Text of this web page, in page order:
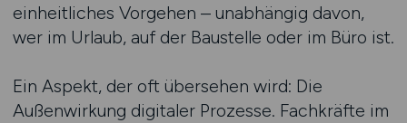
einheitliches Vorgehen – unabhängig davon,
wer im Urlaub, auf der Baustelle oder im Büro ist.
Ein Aspekt, der oft übersehen wird: Die
Außenwirkung digitaler Prozesse. Fachkräfte im